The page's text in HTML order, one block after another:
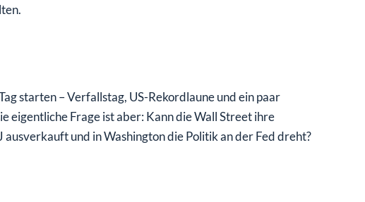
starten – Verfallstag, US-Rekordlaune und ein paar
eigentliche Frage ist aber: Kann die Wall Street ihre
und in Washington die Politik an der Fed dreht?